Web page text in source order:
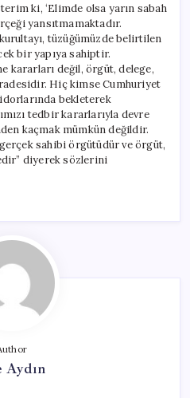
ki, ‘Elimde olsa yarın sabah
yansıtmamaktadır.
tüzüğümüzde belirtilen
bir yapıya sahiptir.
kararları değil, örgüt, delege,
Hiç kimse Cumhuriyet
bekleterek
tedbir kararlarıyla devre
kaçmak mümkün değildir.
sahibi örgütüdür ve örgüt,
diyerek sözlerini
Aydın